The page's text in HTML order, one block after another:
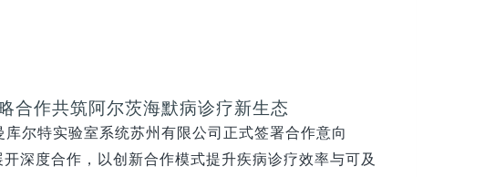
合作共筑阿尔茨海默病诊疗新生态
尔特实验室系统苏州有限公司正式签署合作意向
深度合作，以创新合作模式提升疾病诊疗效率与可及